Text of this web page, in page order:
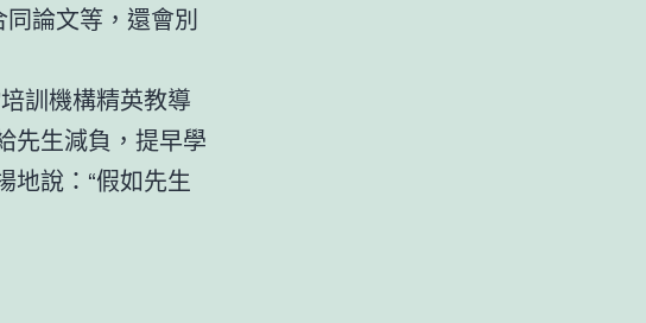
論文等，還會別
訓機構精英教導
先生減負，提早學
地說：“假如先生